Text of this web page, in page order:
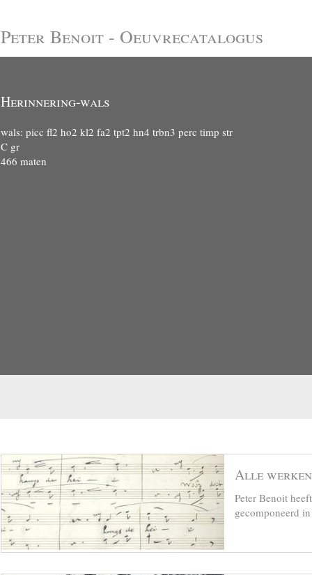
Peter Benoit - Oeuvrecatalogus
Herinnering-wals
wals: picc fl2 ho2 kl2 fa2 tpt2 hn4 trbn3 perc timp str
C gr
466 maten
Alle werken
Peter Benoit
gecomponeerd